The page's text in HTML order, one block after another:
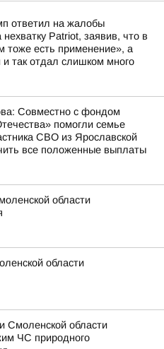
ответил на жалобы
нехватку Patriot, заявив, что в
тоже есть применение», а
так отдал слишком много
Совместно с фондом
помогли семье
СВО из Ярославской
все положенные выплаты
области
области
Смоленской области
ЧС природного